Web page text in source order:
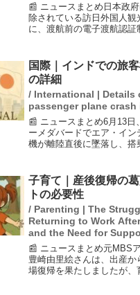
📰 ニュースまとめ日本政
除されている訪日外国人観
に、渡航前の電子渡航認証
に関する情報を入力させ、
在の可能性をチェックする
国際｜インドでの旅
の詳細
/ International | Details
passenger plane crash
📰 ニュースまとめ6月13日
ーメダバードでエア・イン
機が離陸直後に墜落し、搭
人々を含めると死者数は
能性があります...
子育て｜産後復帰の
トの必要性
/ Parenting | The
Returning to Work
and the Need for
📰 ニュースまとめ元MBS
豊崎由里絵さんは、出産か
場復帰を果たしましたが、